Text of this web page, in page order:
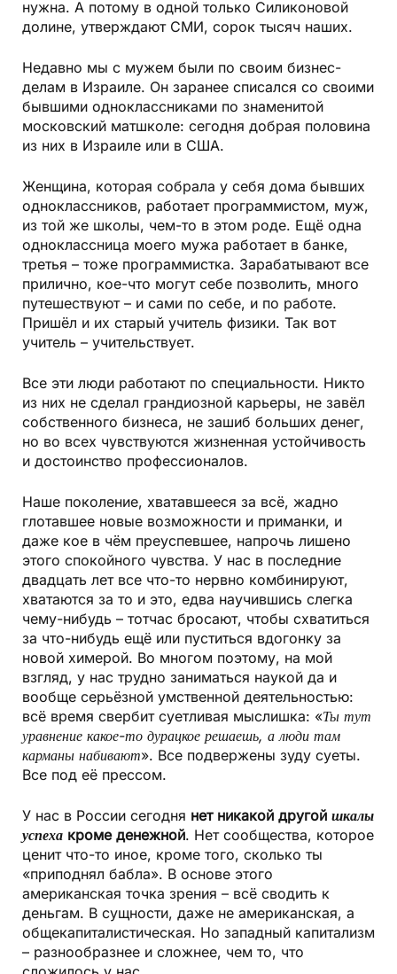
нужна. А потому в одной только Силиконовой
долине, утверждают СМИ, сорок тысяч наших.
Недавно мы с мужем были по своим бизнес-
делам в Израиле. Он заранее списался со своими
бывшими одноклассниками по знаменитой
московский матшколе: сегодня добрая половина
из них в Израиле или в США.
Женщина, которая собрала у себя дома бывших
одноклассников, работает программистом, муж,
из той же школы, чем-то в этом роде. Ещё одна
одноклассница моего мужа работает в банке,
третья – тоже программистка. Зарабатывают все
прилично, кое-что могут себе по­зволить, много
путешествуют – и сами по себе, и по работе.
Пришёл и их старый учитель физики. Так вот
учитель – учительствует.
Все эти люди работают по специальности. Никто
из них не сделал грандиозной карьеры, не завёл
соб­ственного бизнеса, не зашиб больших денег,
но во всех чувствуются жизненная устойчивость
и достоинство профессионалов.
Наше поколение, хватавшееся за всё, жадно
глотавшее новые возможности и приманки, и
даже кое в чём преуспевшее, напрочь лишено
этого спокойного чувства. У нас в последние
двадцать лет все что-то нервно комбинируют,
хватаются за то и это, едва научившись слегка
чему-нибудь – тотчас бросают, чтобы схватиться
за что-нибудь ещё или пу­ститься вдогонку за
новой химерой. Во многом поэтому, на мой
взгляд, у нас трудно заниматься наукой да и
вообще серьёзной умственной деятельностью:
всё время свербит суетливая мыслишка: «Ты тут
уравнение какое-то дурацкое решаешь, а люди там
карманы набивают». Все подвержены зуду суеты.
Все под её прессом.
У нас в России сегодня нет никакой другой шкалы
успеха кроме денежной. Нет сообщества, которое
ценит что-то иное, кроме того, сколько ты
«приподнял бабла». В основе этого
американская точка зрения – всё сводить к
деньгам. В сущности, даже не американская, а
общекапитали­стическая. Но западный капитализм
– разнообразнее и сложнее, чем то, что